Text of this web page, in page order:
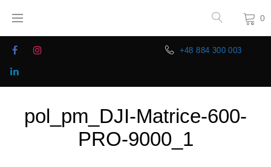
0
+48 884 300 003
pol_pm_DJI-Matrice-600-
PRO-9000_1